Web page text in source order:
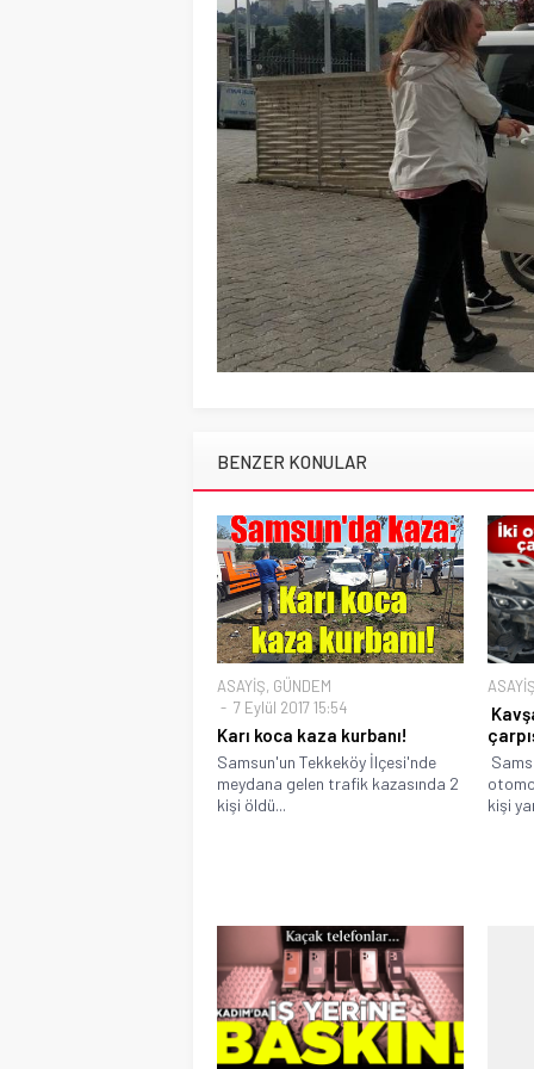
BENZER KONULAR
ASAYİŞ, GÜNDEM
7 Eylül 2017 15:54
Karı koca kaza kurbanı!
Samsun'un Tekkeköy İlçesi'nde
meydana gelen trafik kazasında 2
kişi öldü...
kişi